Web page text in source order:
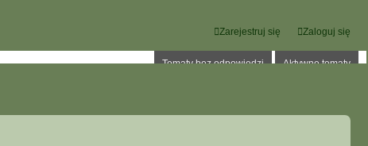
Zaloguj się
Zarejestruj się
Tematy bez odpowiedzi Aktywne tematy